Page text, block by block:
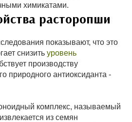
химикатами.
расторопши
показывают, что это
снизить уровень
производству
природного антиоксиданта -
комплекс, называемый
из семян